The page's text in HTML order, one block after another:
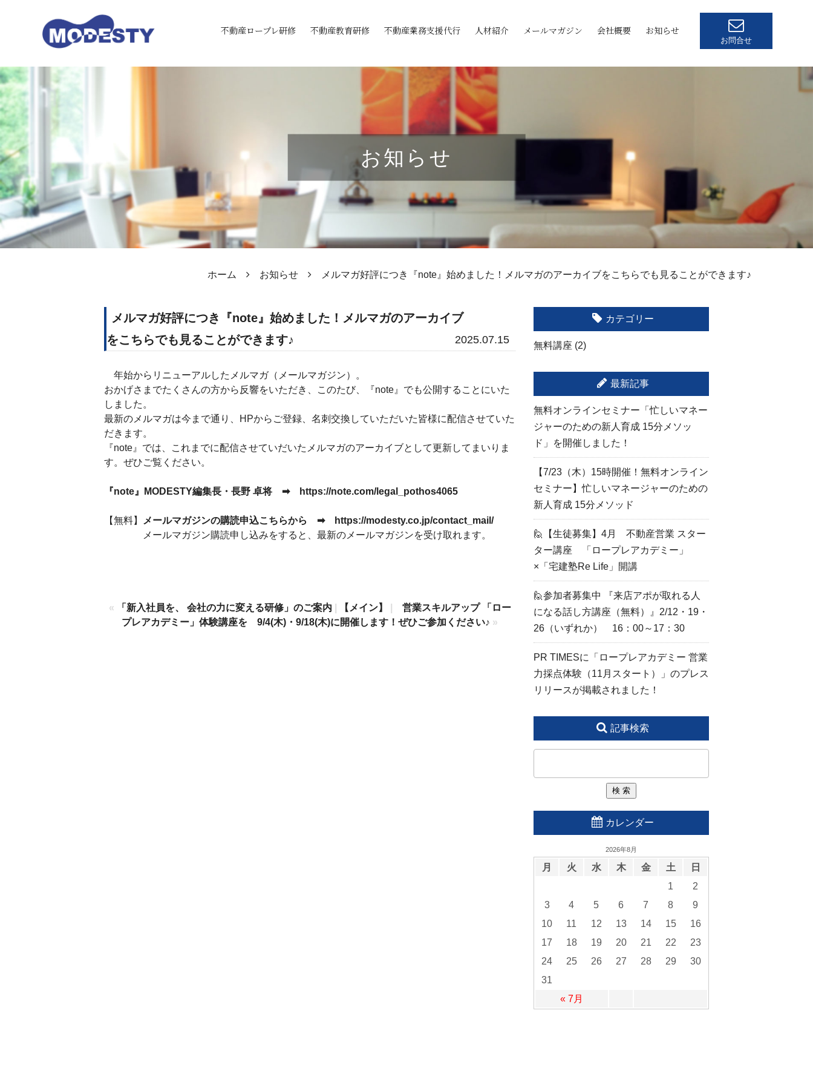
不動産ロープレ研修 不動産教育研修 不動産業務支援代行 人材紹介 メールマガジン 会社概要 お知らせ
お問合せ
お知らせ
ホーム お知らせ メルマガ好評につき『note』始めました！メルマガのアーカイブをこちらでも見ることができます♪
メルマガ好評につき『note』始めました！メルマガのアーカイブ
をこちらでも見ることができます♪
2025.07.15
年始からリニューアルしたメルマガ（メールマガジン）。
おかげさまでたくさんの方から反響をいただき、このたび、『note』でも公開することにいた
しました。
最新のメルマガは今まで通り、HPからご登録、名刺交換していただいた皆様に配信させていた
だきます。
『note』では、これまでに配信させていだいたメルマガのアーカイブとして更新してまいりま
す。ぜひご覧ください。
『note』MODESTY編集長・長野 卓将 ➡ https://note.com/legal_pothos4065
【無料】 メールマガジンの購読申込こちらから ➡
https://modesty.co.jp/contact_mail/
メールマガジン購読申し込みをすると、最新のメールマガジンを受け取れます。
« 「新入社員を、 会社の力に変える研修」のご案内 【メイン】
営業スキルアップ 「ロー
プレアカデミー」体験講座を 9/4(木)・9/18(木)に開催します！ぜひご参加ください♪ »
カテゴリー
無料講座 (2)
最新記事
無料オンラインセミナー「忙しいマネー
ジャーのための新人育成 15分メソッ
ド」を開催しました！
【7/23（木）15時開催！無料オンライン
セミナー】忙しいマネージャーのための
新人育成 15分メソッド
🙋【生徒募集】4月 不動産営業 スター
ター講座 「ロープレアカデミー」
×「宅建塾Re Life」開講
🙋参加者募集中 『来店アポが取れる人
になる話し方講座（無料）』2/12・19・
26（いずれか） 16：00～17：30
PR TIMESに「ロープレアカデミー 営業
力採点体験（11月スタート）」のプレス
リリースが掲載されました！
記事検索
カレンダー
2026年8月
月 火 水 木 金 土 日
« 7月
1
2
3
4 5 6 7 8
9
10
11 12 13 14 15
16
17
18 19 20 21 22
23
24
25 26 27 28 29
30
31